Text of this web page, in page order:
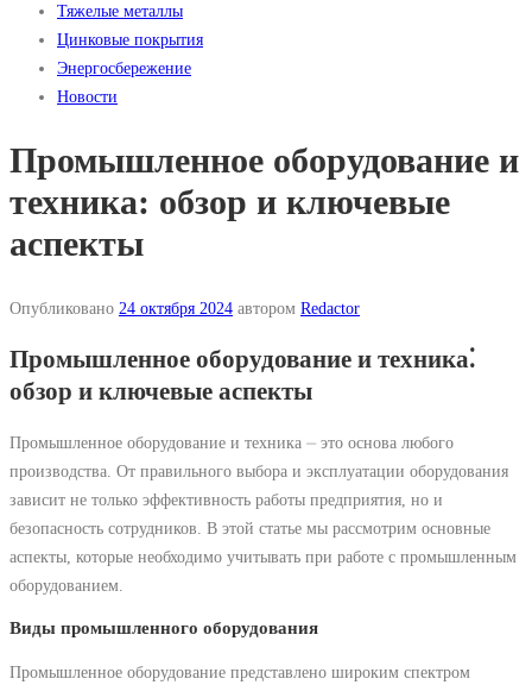
Тяжелые металлы
Цинковые покрытия
Энергосбережение
Новости
Промышленное оборудование и
техника: обзор и ключевые
аспекты
Опубликовано 24 октября 2024 автором Redactor
Промышленное оборудование и техника⁚
обзор и ключевые аспекты
Промышленное оборудование и техника ⏤ это основа любого
производства. От правильного выбора и эксплуатации оборудования
зависит не только эффективность работы предприятия, но и
безопасность сотрудников. В этой статье мы рассмотрим основные
аспекты, которые необходимо учитывать при работе с промышленным
оборудованием.
Виды промышленного оборудования
Промышленное оборудование представлено широким спектром